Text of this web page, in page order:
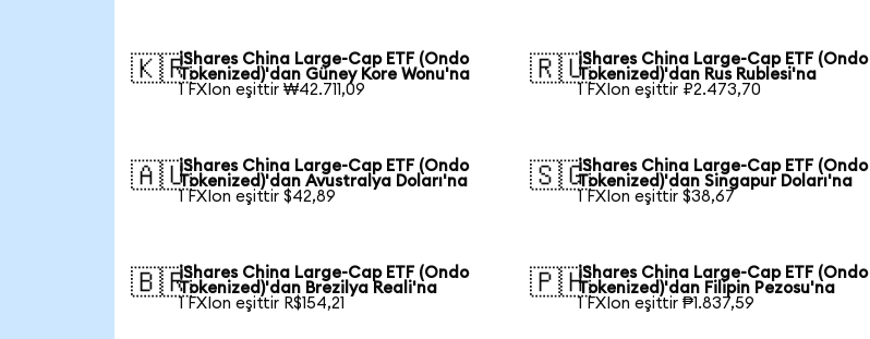
🇰🇷iShares China Large-Cap ETF (Ondo
Tokenized)'dan Güney Kore Wonu'na
1 FXIon eşittir ₩42.711,09
🇷🇺iShares China Large-Cap ETF (Ondo
Tokenized)'dan Rus Rublesi'na
1 FXIon eşittir ₽2.473,70
🇦🇺iShares China Large-Cap ETF (Ondo
Tokenized)'dan Avustralya Doları'na
1 FXIon eşittir $42,89
🇸🇬iShares China Large-Cap ETF (Ondo
Tokenized)'dan Singapur Doları'na
1 FXIon eşittir $38,67
🇧🇷iShares China Large-Cap ETF (Ondo
Tokenized)'dan Brezilya Reali'na
1 FXIon eşittir R$154,21
🇵🇭iShares China Large-Cap ETF (Ondo
Tokenized)'dan Filipin Pezosu'na
1 FXIon eşittir ₱1.837,59